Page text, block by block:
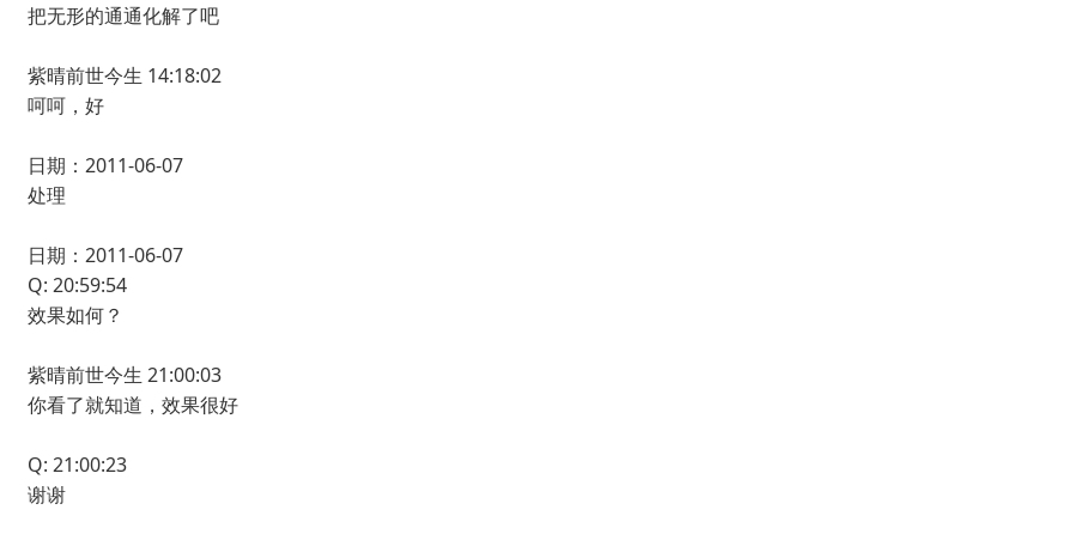
把无形的通通化解了吧
紫晴前世今生 14:18:02
呵呵，好
日期：2011-06-07
处理
日期：2011-06-07
Q: 20:59:54
效果如何？
紫晴前世今生 21:00:03
你看了就知道，效果很好
Q: 21:00:23
谢谢